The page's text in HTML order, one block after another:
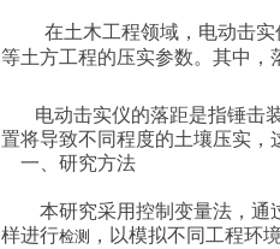
在土木工程领域，电动击
等土方工程的压实参数。其中，
电动击实仪的落距是指锤击装
置将导致不同程度的土壤压实，
一、研究方法
本研究采用控制变量法，通过
样进行检测
，以模拟不同工程环